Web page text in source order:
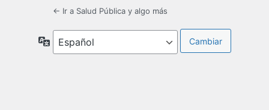
← Ir a Salud Pública y algo más
Idioma